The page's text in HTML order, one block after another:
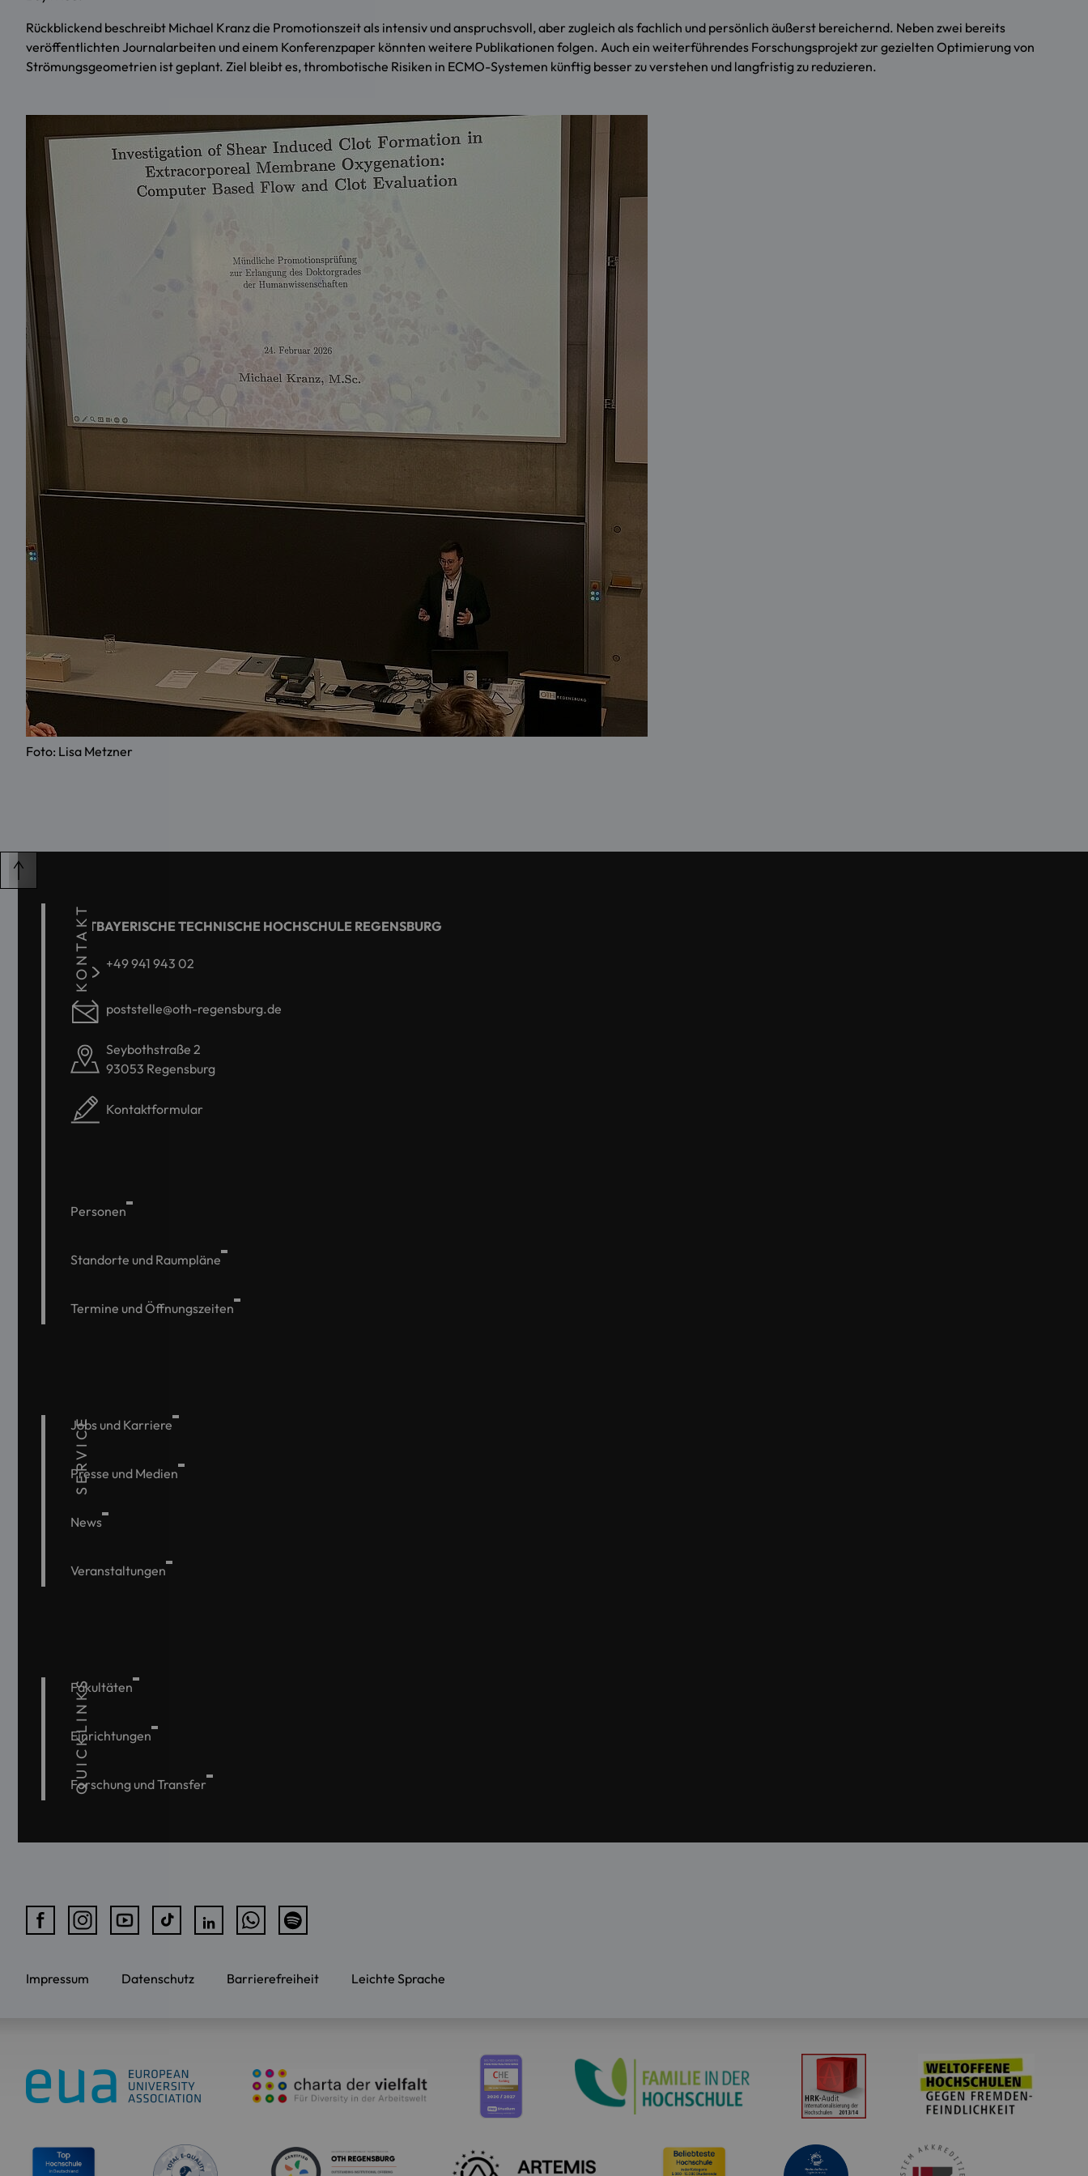
Rückblickend beschreibt Michael Kranz die Promotionszeit als intensiv und anspruchsvoll, aber zugleich als fachlich und persönlich äußerst bereichernd. Neben zwei bereits
veröffentlichten Journalarbeiten und einem Konferenzpaper könnten weitere Publikationen folgen. Auch ein weiterführendes Forschungsprojekt zur gezielten Optimierung von
Strömungsgeometrien ist geplant. Ziel bleibt es, thrombotische Risiken in ECMO-Systemen künftig besser zu verstehen und langfristig zu reduzieren.
Foto: Lisa Metzner
KONTAKT
OSTBAYERISCHE TECHNISCHE HOCHSCHULE REGENSBURG
+49 941 943 02
poststelle@oth-regensburg.de
Seybothstraße 2
93053 Regensburg
Kontaktformular
Personen
Standorte und Raumpläne
Termine und Öffnungszeiten
SERVICE
Jobs und Karriere
Presse und Medien
News
Veranstaltungen
QUICKLINKS
Fakultäten
Einrichtungen
Forschung und Transfer
Impressum Datenschutz Barrierefreiheit Leichte Sprache